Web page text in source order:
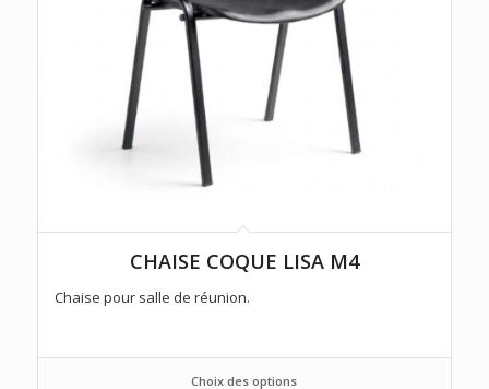
CHAISE COQUE LISA M4
Chaise pour salle de réunion.
Choix des options